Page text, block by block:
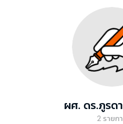
ผศ. ดร.ภูรด
2รายก